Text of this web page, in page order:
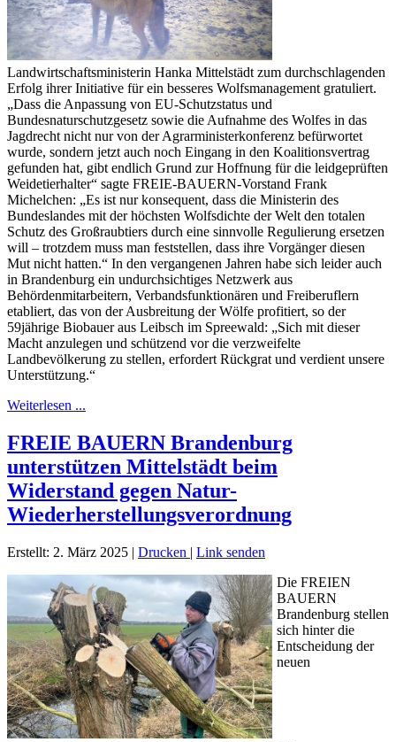
Landwirtschaftsministerin Hanka Mittelstädt zum durchschlagenden
Erfolg ihrer Initiative für ein besseres Wolfsmanagement gratuliert.
„Dass die Anpassung von EU-Schutzstatus und
Bundesnaturschutzgesetz sowie die Aufnahme des Wolfes in das
Jagdrecht nicht nur von der Agrarministerkonferenz befürwortet
wurde, sondern jetzt auch noch Eingang in den Koalitionsvertrag
gefunden hat, gibt endlich Grund zur Hoffnung für die leidgeprüften
Weidetierhalter“ sagte FREIE-BAUERN-Vorstand Frank
Michelchen: „Es ist nur konsequent, dass die Ministerin des
Bundeslandes mit der höchsten Wolfsdichte der Welt den totalen
Schutz des Großraubtiers durch eine sinnvolle Regulierung ersetzen
will – trotzdem muss man feststellen, dass ihre Vorgänger diesen
Mut nicht hatten.“ In den vergangenen Jahren habe sich leider auch
in Brandenburg ein undurchsichtiges Netzwerk aus
Behördenmitarbeitern, Verbandsfunktionären und Freiberuflern
etabliert, das von der Ausbreitung der Wölfe profitiert, so der
59jährige Biobauer aus Leibsch im Spreewald: „Sich mit dieser
Macht anzulegen und schützend vor die verzweifelte
Landbevölkerung zu stellen, erfordert Rückgrat und verdient unsere
Unterstützung.“
Weiterlesen ...
FREIE BAUERN Brandenburg
unterstützen Mittelstädt beim
Widerstand gegen Natur-
Wiederherstellungsverordnung
Erstellt: 2. März 2025 | Drucken | Link senden
Die FREIEN
BAUERN
Brandenburg stellen
sich hinter die
Entscheidung der
neuen